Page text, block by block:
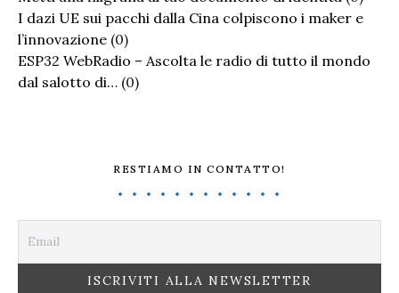
I dazi UE sui pacchi dalla Cina colpiscono i maker e
l’innovazione (0)
ESP32 WebRadio – Ascolta le radio di tutto il mondo
dal salotto di… (0)
RESTIAMO IN CONTATTO!